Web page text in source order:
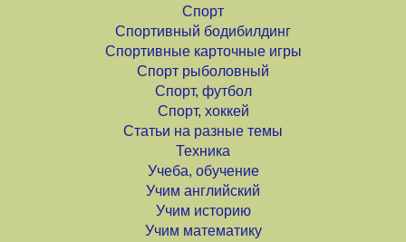
Спорт
Спортивный бодибилдинг
Спортивные карточные игры
Спорт рыболовный
Спорт, футбол
Спорт, хоккей
Статьи на разные темы
Техника
Учеба, обучение
Учим английский
Учим историю
Учим математику